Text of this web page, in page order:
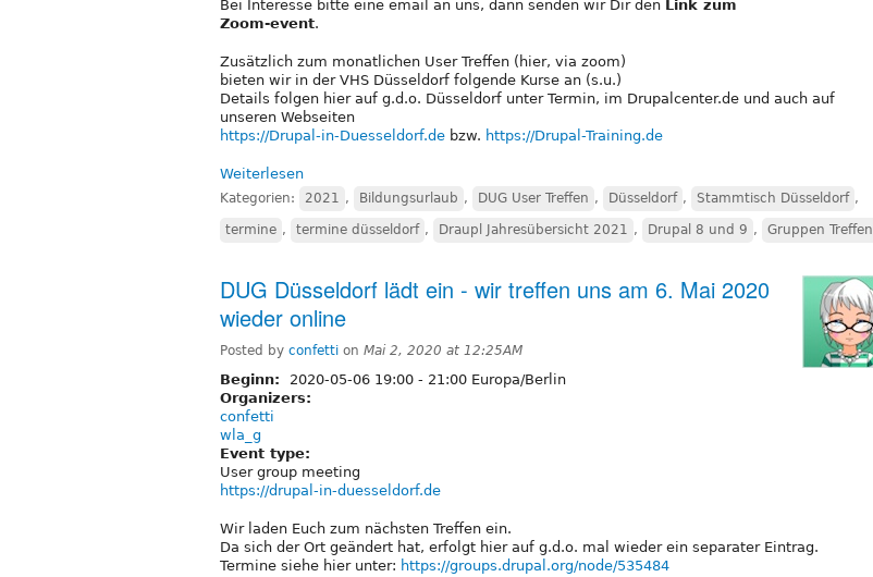
Bei Interesse bitte eine email an uns, dann senden wir Dir den Link zum
Zoom-event.
Zusätzlich zum monatlichen User Treffen (hier, via zoom)
bieten wir in der VHS Düsseldorf folgende Kurse an (s.u.)
Details folgen hier auf g.d.o. Düsseldorf unter Termin, im Drupalcenter.de und auch auf
unseren Webseiten
https://Drupal-in-Duesseldorf.de bzw. https://Drupal-Training.de
Weiterlesen
Kategorien: 2021 , Bildungsurlaub , DUG User Treffen , Düsseldorf , Stammtisch Düsseldorf ,
termine , termine düsseldorf , Draupl Jahresübersicht 2021 , Drupal 8 und 9 , Gruppen Treffen
DUG Düsseldorf lädt ein - wir treffen uns am 6. Mai 2020
wieder online
Posted by confetti on Mai 2, 2020 at 12:25AM
Beginn: 2020-05-06 19:00 - 21:00 Europa/Berlin
Organizers:
confetti
wla_g
Event type:
User group meeting
https://drupal-in-duesseldorf.de
Wir laden Euch zum nächsten Treffen ein.
Da sich der Ort geändert hat, erfolgt hier auf g.d.o. mal wieder ein separater Eintrag.
Termine siehe hier unter: https://groups.drupal.org/node/535484